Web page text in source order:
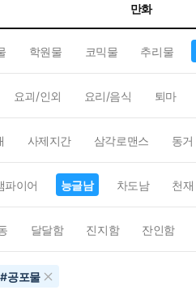
만화
학원물 코믹물 추리물
요괴/인외 요리/음식 퇴마
사제지간 삼각로맨스 동거
파이어 능글남 차도남 천재
달달함 진지함 잔인함
#공포물